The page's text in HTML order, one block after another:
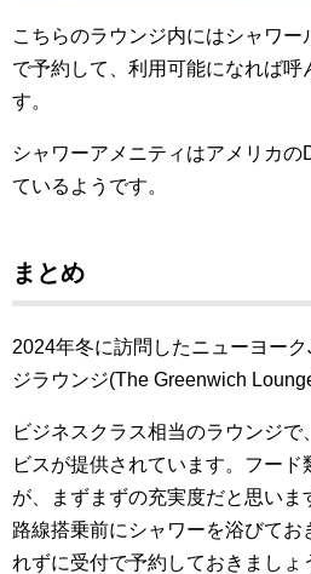
こちらのラウンジ内にはシャワ
で予約して、利用可能になれば呼
す。
シャワーアメニティはアメリカ
ているようです。
まとめ
2024年冬に訪問したニューヨー
ジラウンジ(The Greenwich
ビジネスクラス相当のラウンジ
ビスが提供されています。フー
が、まずまずの充実度だと思い
路線搭乗前にシャワーを浴びてお
れずに受付で予約しておきましょ